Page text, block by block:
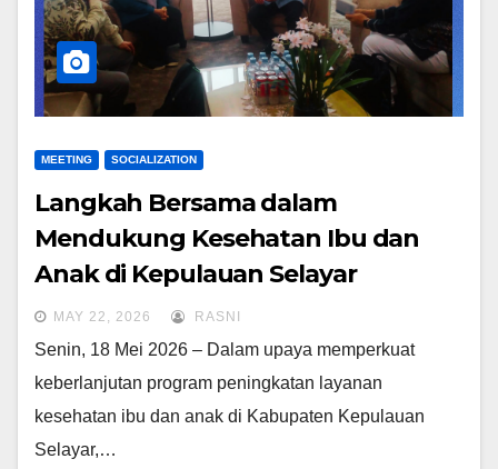
MEETING SOCIALIZATION
Langkah Bersama dalam
Mendukung Kesehatan Ibu dan
Anak di Kepulauan Selayar
MAY 22, 2026 RASNI
Senin, 18 Mei 2026 – Dalam upaya memperkuat
keberlanjutan program peningkatan layanan
kesehatan ibu dan anak di Kabupaten Kepulauan
Selayar,…